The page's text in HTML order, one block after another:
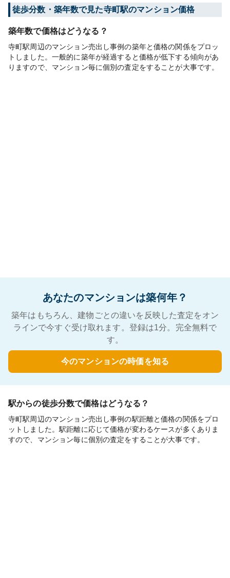
徒歩分数・築年数で見た寺町駅のマンション価格
築年数で価格はどうなる？
寺町駅周辺のマンション売出し事例の築年と価格の関係をプロッ
トしました。一般的に築年が経過すると価格が低下する傾向があ
りますので、マンション毎に個別の査定をすることが大事です。
あなたのマンションは築何年？
築年はもちろん、建物ごとの違いを反映した査定をオン
ラインで今すぐ受け取れます。登録は1分。完全無料で
す。
今のマンションの時価を知る
駅からの徒歩分数で価格はどうなる？
寺町駅周辺のマンション売出し事例の駅距離と価格の関係をプロ
ットしました。駅距離に応じて価格が変わるケースが多くありま
すので、マンション毎に個別の査定をすることが大事です。